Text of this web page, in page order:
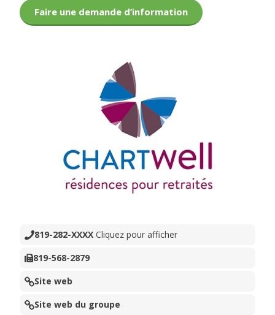
Faire une demande d’information
819-282-XXXX Cliquez pour afficher
819-568-2879
Site web
Site web du groupe